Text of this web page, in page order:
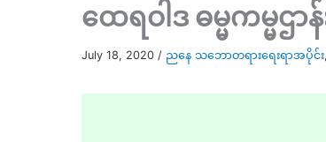
ထေရဝါဒ ဓမ္မကမ္မဌ
July 18, 2020 / ညနေ သဘောတရားရေးရာအပိုင်း,